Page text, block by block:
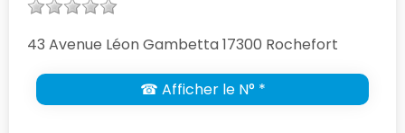
43 Avenue Léon Gambetta 17300 Rochefort
☎ Afficher le N° *